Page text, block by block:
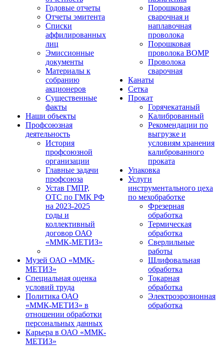
Годовые отчеты
Отчеты эмитента
Списки
аффилированных
лиц
Эмиссионные
документы
Материалы к
собранию
акционеров
Существенные
факты
Наши объекты
Профсоюзная
деятельность
История
профсоюзной
организации
Главные задачи
профсоюза
Устав ГМПР,
ОТС по ГМК РФ
на 2023-2025
годы и
коллективный
договор ОАО
«ММК-МЕТИЗ»
Музей ОАО «ММК-
МЕТИЗ»
Специальная оценка
условий труда
Политика ОАО
«ММК-МЕТИЗ» в
отношении обработки
персональных данных
Карьера в ОАО «ММК-
МЕТИЗ»
Порошковая
сварочная и
наплавочная
проволока
Порошковая
проволока ВОМР
Проволока
сварочная
Канаты
Сетка
Прокат
Горячекатаный
Калиброванный
Рекомендации по
выгрузке и
условиям хранения
калиброванного
проката
Упаковка
Услуги
инструментального цеха
по мехобработке
Фрезерная
обработка
Термическая
обработка
Сверлильные
работы
Шлифовальная
обработка
Токарная
обработка
Электроэрозионная
обработка